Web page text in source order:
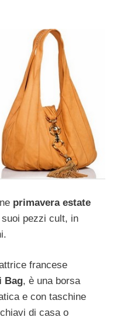
primavera estate
pezzi cult, in
francese
Bag, è una borsa
e con taschine
di casa o